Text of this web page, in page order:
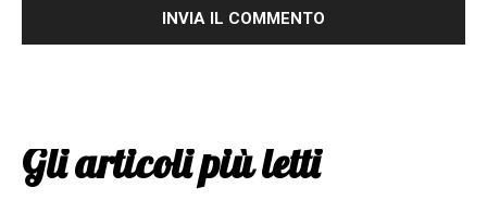
Gli articoli più letti